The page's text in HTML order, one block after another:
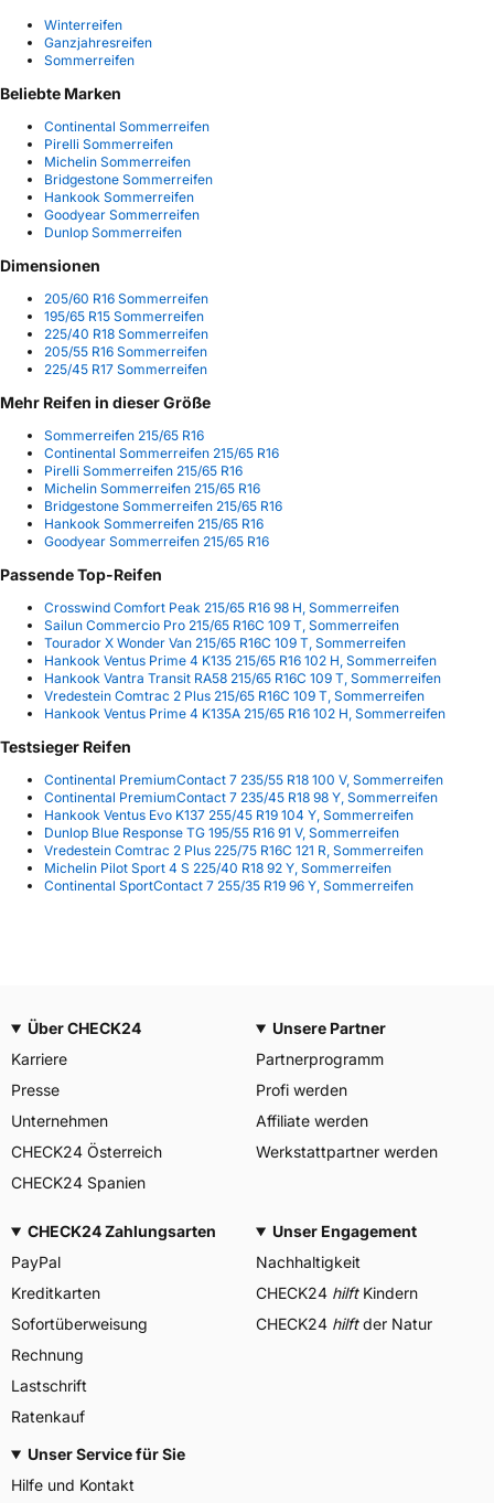
Winterreifen
Ganzjahresreifen
Sommerreifen
Beliebte Marken
Continental Sommerreifen
Pirelli Sommerreifen
Michelin Sommerreifen
Bridgestone Sommerreifen
Hankook Sommerreifen
Goodyear Sommerreifen
Dunlop Sommerreifen
Dimensionen
205/60 R16 Sommerreifen
195/65 R15 Sommerreifen
225/40 R18 Sommerreifen
205/55 R16 Sommerreifen
225/45 R17 Sommerreifen
Mehr Reifen in dieser Größe
Sommerreifen 215/65 R16
Continental Sommerreifen 215/65 R16
Pirelli Sommerreifen 215/65 R16
Michelin Sommerreifen 215/65 R16
Bridgestone Sommerreifen 215/65 R16
Hankook Sommerreifen 215/65 R16
Goodyear Sommerreifen 215/65 R16
Passende Top-Reifen
Crosswind Comfort Peak 215/65 R16 98 H, Sommerreifen
Sailun Commercio Pro 215/65 R16C 109 T, Sommerreifen
Tourador X Wonder Van 215/65 R16C 109 T, Sommerreifen
Hankook Ventus Prime 4 K135 215/65 R16 102 H, Sommerreifen
Hankook Vantra Transit RA58 215/65 R16C 109 T, Sommerreifen
Vredestein Comtrac 2 Plus 215/65 R16C 109 T, Sommerreifen
Hankook Ventus Prime 4 K135A 215/65 R16 102 H, Sommerreifen
Testsieger Reifen
Continental PremiumContact 7 235/55 R18 100 V, Sommerreifen
Continental PremiumContact 7 235/45 R18 98 Y, Sommerreifen
Hankook Ventus Evo K137 255/45 R19 104 Y, Sommerreifen
Dunlop Blue Response TG 195/55 R16 91 V, Sommerreifen
Vredestein Comtrac 2 Plus 225/75 R16C 121 R, Sommerreifen
Michelin Pilot Sport 4 S 225/40 R18 92 Y, Sommerreifen
Continental SportContact 7 255/35 R19 96 Y, Sommerreifen
Über CHECK24
Karriere
Presse
Unternehmen
CHECK24 Österreich
CHECK24 Spanien
Unsere Partner
Partnerprogramm
Profi werden
Affiliate werden
Werkstattpartner werden
CHECK24 Zahlungsarten
PayPal
Kreditkarten
Sofortüberweisung
Rechnung
Lastschrift
Ratenkauf
Unser Engagement
Nachhaltigkeit
CHECK24 hilftKindern
CHECK24 hilftder Natur
Unser Service für Sie
Hilfe und Kontakt